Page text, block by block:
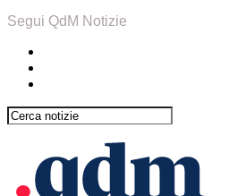
Segui QdM Notizie